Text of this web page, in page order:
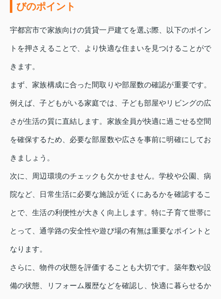
びのポイント
宇都宮市で家族向けの賃貸一戸建てを選ぶ際、以下のポイン
トを押さえることで、より快適な住まいを見つけることがで
きます。
まず、家族構成に合った間取りや部屋数の確認が重要です。
例えば、子どもがいる家庭では、子ども部屋やリビングの広
さが生活の質に直結します。家族全員が快適に過ごせる空間
を確保するため、必要な部屋数や広さを事前に明確にしてお
きましょう。
次に、周辺環境のチェックも欠かせません。学校や公園、病
院など、日常生活に必要な施設が近くにあるかを確認するこ
とで、生活の利便性が大きく向上します。特に子育て世帯に
とって、通学路の安全性や遊び場の有無は重要なポイントと
なります。
さらに、物件の状態を評価することも大切です。築年数や設
備の状態、リフォーム履歴などを確認し、快適に暮らせるか